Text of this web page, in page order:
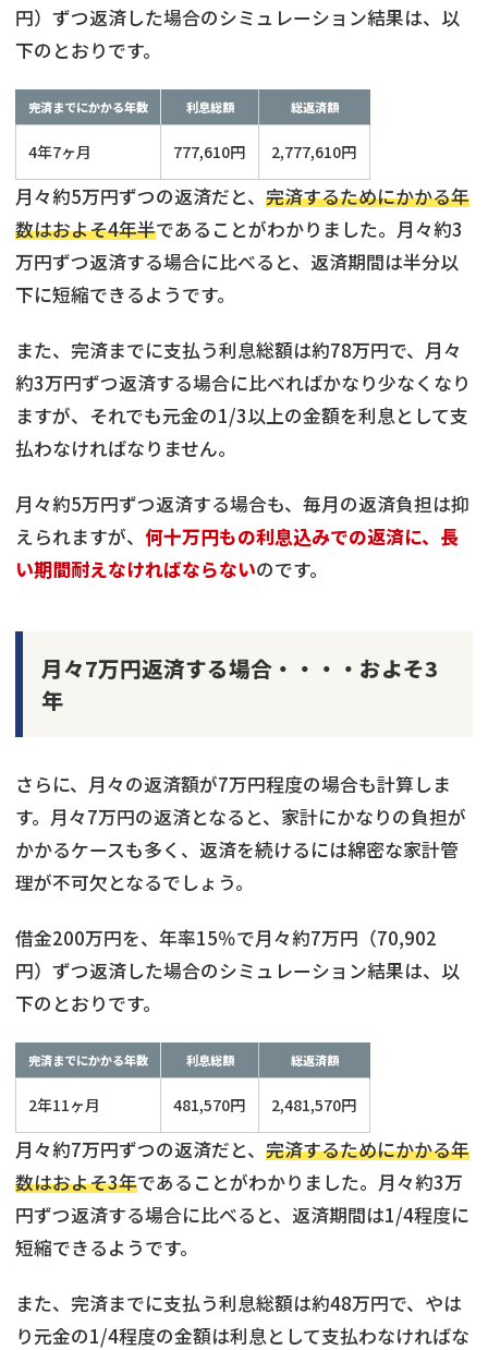
円）ずつ返済した場合のシミュレーション結果は、以
下のとおりです。
完済までにかかる年数 利息総額 総返済額
4年7ヶ月 777,610円 2,777,610円
月々約5万円ずつの返済だと、 完済するためにかかる年
数はおよそ4年半であることがわかりました。月々約3
万円ずつ返済する場合に比べると、返済期間は半分以
下に短縮できるようです。
また、完済までに支払う利息総額は約78万円で、月々
約3万円ずつ返済する場合に比べればかなり少なくなり
ますが、それでも元金の1/3以上の金額を利息として支
払わなければなりません。
月々約5万円ずつ返済する場合も、毎月の返済負担は抑
えられますが、 何十万円もの利息込みでの返済に、長
い期間耐えなければならないのです。
月々7万円返済する場合・・・・およそ3
年
さらに、月々の返済額が7万円程度の場合も計算しま
す。月々7万円の返済となると、家計にかなりの負担が
かかるケースも多く、返済を続けるには綿密な家計管
理が不可欠となるでしょう。
借金200万円を、年率15％で月々約7万円（70,902
円）ずつ返済した場合のシミュレーション結果は、以
下のとおりです。
完済までにかかる年数 利息総額 総返済額
2年11ヶ月 481,570円 2,481,570円
月々約7万円ずつの返済だと、 完済するためにかかる年
数はおよそ3年であることがわかりました。月々約3万
円ずつ返済する場合に比べると、返済期間は1/4程度に
短縮できるようです。
また、完済までに支払う利息総額は約48万円で、やは
り元金の1/4程度の金額は利息として支払わなければな